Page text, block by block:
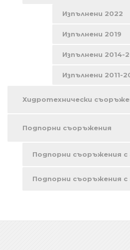
Изпълнени 2022
Изпълнени 2019
Изпълнени 2014-
Изпълнени 2011-
Хидротехнически
Подпорни съоръжения
Подпорни съоръжения с
Подпорни съоръжения с